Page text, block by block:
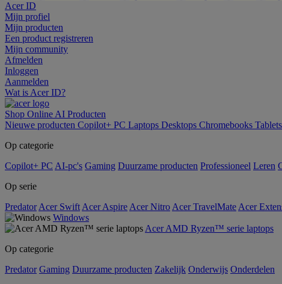
Acer ID
Mijn profiel
Mijn producten
Een product registreren
Mijn community
Afmelden
Inloggen
Aanmelden
Wat is Acer ID?
Shop Online AI Producten
Nieuwe producten Copilot+ PC Laptops Desktops Chromebooks Tablets
Op categorie
Copilot+ PC AI-pc's Gaming Duurzame producten Professioneel Leren
Op serie
Predator Acer Swift Acer Aspire Acer Nitro Acer TravelMate Acer
Windows
Acer AMD Ryzen™ serie laptops
Op categorie
Predator Gaming Duurzame producten Zakelijk Onderwijs Onderdelen